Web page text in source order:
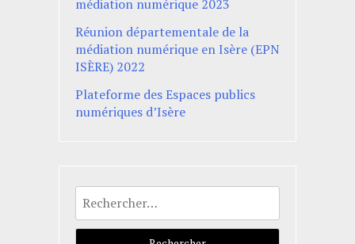
médiation numérique 2023
Réunion départementale de la
médiation numérique en Isère (EPN
ISÈRE) 2022
Plateforme des Espaces publics
numériques d’Isère
Rechercher :